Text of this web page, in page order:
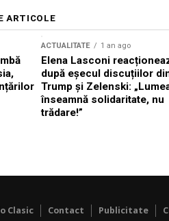
ARTICOLE
ACTUALITATE 1 an ago
Elena Lasconi
după eșecul discuțiilor
Trump și Zelenski:
înseamnă solidaritate, nu
trădare!”
Clasic Contact Publicitate